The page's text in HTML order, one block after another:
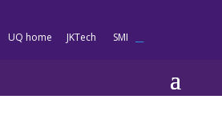
UQ home JKTech SMI